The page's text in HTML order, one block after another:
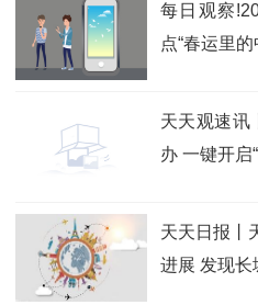
每日观察
点“春运里的
天天观速讯
办 一键开启
天天日报丨
进展 发现长